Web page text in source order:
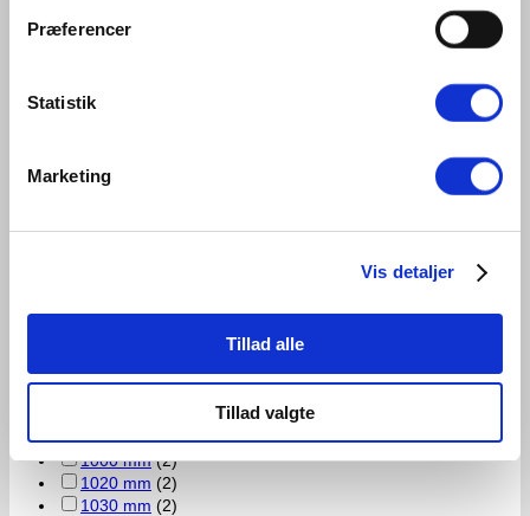
Præferencer
Statistik
Marketing
Vis detaljer
Tillad alle
Tillad valgte
368 mm
430 mm
500 meter
530 mm
610 mm(13)
775 mm(7)
920 mm(3)
1000 mm(2)
1020 mm (2)
1030 mm (2)